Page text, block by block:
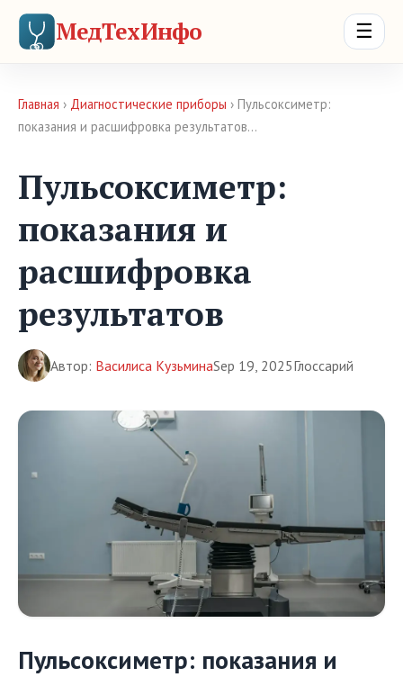
МедТехИнфо ☰
Главная › Диагностические приборы › Пульсоксиметр:
показания и расшифровка результатов…
Пульсоксиметр:
показания и
расшифровка
результатов
Автор: Василиса КузьминаSep 19, 2025Глоссарий
Пульсоксиметр: показания и